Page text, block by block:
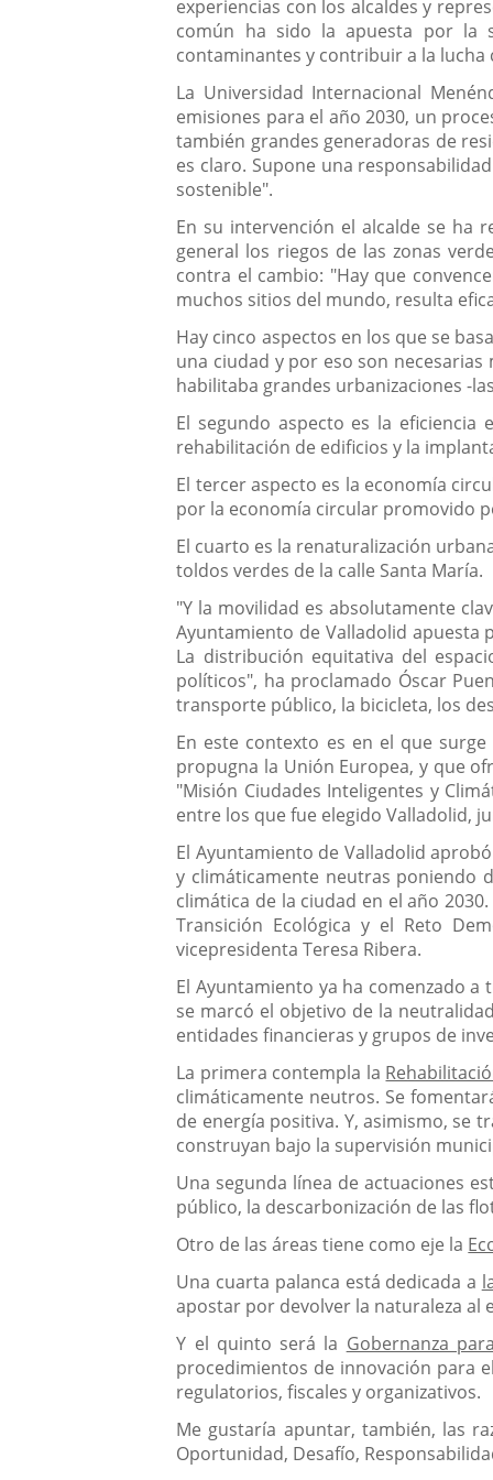
experiencias con los alcaldes y
común ha sido la apuesta por la
contaminantes y contribuir a la
La Universidad Internacional
emisiones para el año 2030, un
también grandes generadoras de
es claro. Supone una
sostenible".
En su intervención el alcalde se ha
general los riegos de las zonas
contra el cambio: "Hay que
muchos sitios del mundo, resulta
Hay cinco aspectos en los que se
una ciudad y por eso son
habilitaba grandes urbanizaciones -
El segundo aspecto es la
rehabilitación de edificios y la
El tercer aspecto es la economía
por la economía circular promovido
El cuarto es la renaturalización
toldos verdes de la calle Santa María.
"Y la movilidad es absolutamente
Ayuntamiento de Valladolid apuesta
La distribución equitativa del
políticos", ha proclamado Óscar
transporte público, la bicicleta, los
En este contexto es en el que
propugna la Unión Europea, y que
"Misión Ciudades Inteligentes y
entre los que fue elegido Valladolid,
El Ayuntamiento de Valladolid
y climáticamente neutras poniendo
climática de la ciudad en el año
Transición Ecológica y el Reto
vicepresidenta Teresa Ribera.
El Ayuntamiento ya ha comenzado
se marcó el objetivo de la
entidades financieras y grupos de
La primera contempla la
climáticamente neutros. Se
de energía positiva. Y, asimismo, se
construyan bajo la supervisión
Una segunda línea de actuaciones
público, la descarbonización de las
Otro de las áreas tiene como eje la
Una cuarta palanca está dedicada a
apostar por devolver la naturaleza al
Y el quinto será la Gobernanza
procedimientos de innovación para
regulatorios, fiscales y organizativos.
Me gustaría apuntar, también, las
Oportunidad, Desafío,